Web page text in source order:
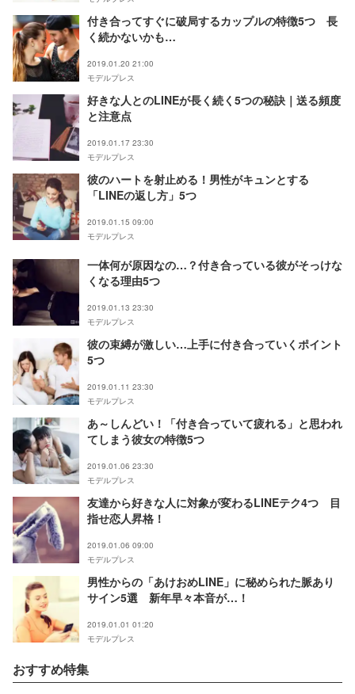
付き合ってすぐに破局するカップルの特徴5つ 長
く続かないかも…
2019.01.20 21:00
モデルプレス
好きな人とのLINEが長く続く5つの秘訣｜送る頻度
と注意点
2019.01.17 23:30
モデルプレス
彼のハートを射止める！男性がキュンとする
「LINEの返し方」5つ
2019.01.15 09:00
モデルプレス
一体何が原因なの…？付き合っている彼がそっけな
くなる理由5つ
2019.01.13 23:30
モデルプレス
彼の束縛が激しい…上手に付き合っていくポイント
5つ
2019.01.11 23:30
モデルプレス
あ～しんどい！「付き合っていて疲れる」と思われ
てしまう彼女の特徴5つ
2019.01.06 23:30
モデルプレス
友達から好きな人に対象が変わるLINEテク4つ 目
指せ恋人昇格！
2019.01.06 09:00
モデルプレス
男性からの「あけおめLINE」に秘められた脈あり
サイン5選 新年早々本音が…！
2019.01.01 01:20
モデルプレス
おすすめ特集